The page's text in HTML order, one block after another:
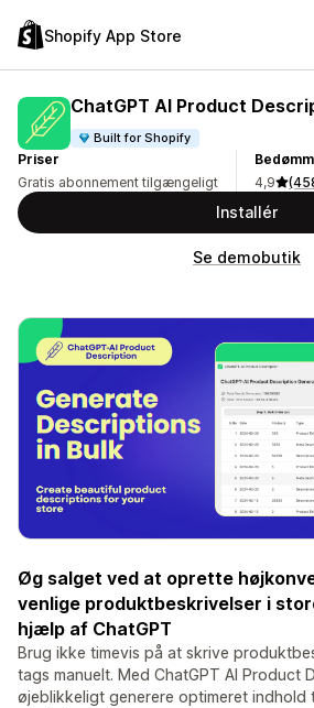
Shopify App Store
ChatGPT AI Product
Built for Shopify
Priser
Gratis abonnement tilgængeligt
4,9
Installér
Se demobutik
Øg salget ved at oprette
venlige produktbeskrivelser i
hjælp af ChatGPT
Brug ikke timevis på at skrive
tags manuelt. Med ChatGPT AI Product
øjeblikkeligt generere optimeret indhold